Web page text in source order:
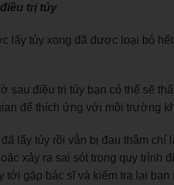
trị tủy
lấy tủy xong đã được loại bỏ
sau điều trị tủy bạn có thể sẽ
để thích ứng với môi trường
lấy tủy rồi vẫn bị đau thậm chí
xảy ra sai sót trong quy trình
tới gặp bác sĩ và kiểm tra lại bạn